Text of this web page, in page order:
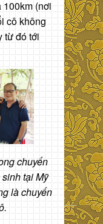
(nơi
cô không
từ đó tới
chuyến
tại Mỹ
là chuyến